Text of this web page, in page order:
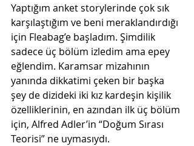
Yaptığım anket storylerinde çok sık
karşılaştığım ve beni meraklandırdığı
için Fleabag’e başladım. Şimdilik
sadece üç bölüm izledim ama epey
eğlendim. Karamsar mizahının
yanında dikkatimi çeken bir başka
şey de dizideki iki kız kardeşin kişilik
özelliklerinin, en azından ilk üç bölüm
için, Alfred Adler’in “Doğum Sırası
Teorisi” ne uymasıydı.